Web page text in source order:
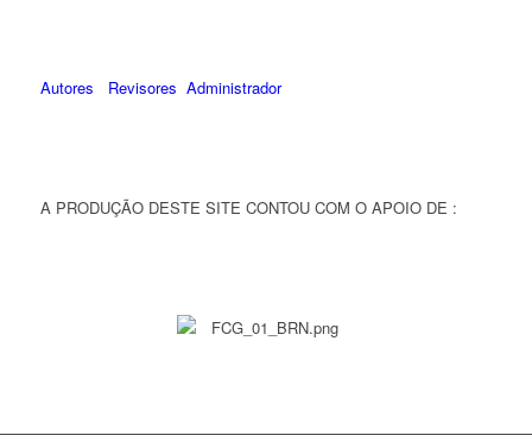
Autores Revisores Administrador
A PRODUÇÃO DESTE SITE CONTOU COM O APOIO DE :